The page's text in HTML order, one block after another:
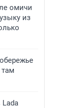
омичи
из